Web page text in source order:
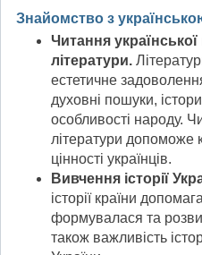
Знайомство з
Читання
літератури.
естетичне
духовні пошуки,
особливості народу.
літератури допоможе
цінності українців.
Вивчення історії
історії країни
формувалася та
також важливість